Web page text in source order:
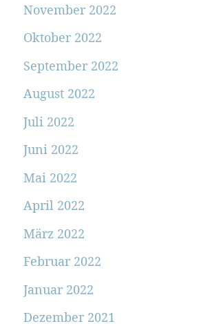
November 2022
Oktober 2022
September 2022
August 2022
Juli 2022
Juni 2022
Mai 2022
April 2022
März 2022
Februar 2022
Januar 2022
Dezember 2021